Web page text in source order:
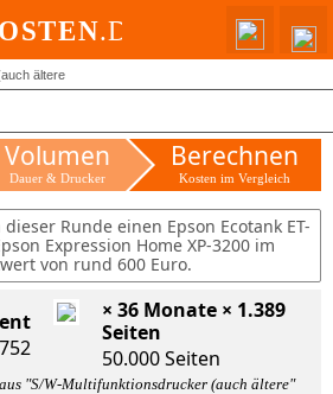
ältere
Volumen
Dauer & Drucker
Berechnen
Kosten im Vergleich
Runde einen Epson Ecotank ET-
Expression Home XP-3200 im
von rund 600 Euro.
× 36 Monate × 1.389
Seiten
50.000 Seiten
"S/W-Multifunktionsdrucker (auch ältere"